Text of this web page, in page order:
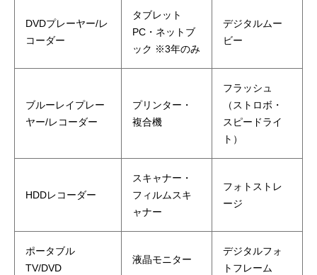
DVDプレーヤー/レ
コーダー
タブレット
PC・ネットブ
ック ※3年のみ
デジタルムー
ビー
ブルーレイプレー
ヤー/レコーダー
プリンター・
複合機
フラッシュ
（ストロボ・
スピードライ
ト）
HDDレコーダー
スキャナー・
フィルムスキ
ャナー
フォトストレ
ージ
ポータブル
TV/DVD
液晶モニター
デジタルフォ
トフレーム